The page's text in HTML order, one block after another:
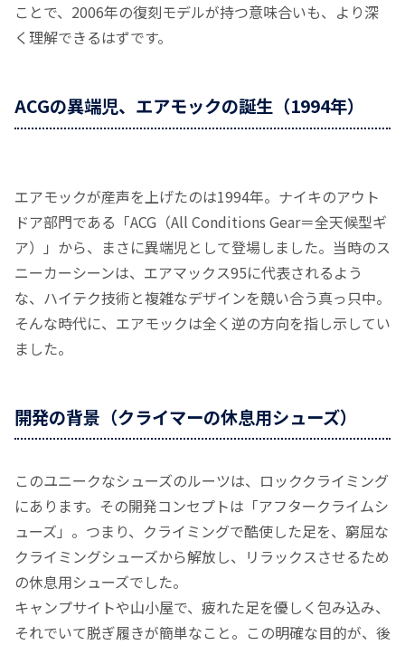
ことで、2006年の復刻モデルが持つ意味合いも、より深
く理解できるはずです。
ACGの異端児、エアモックの誕生（1994年）
エアモックが産声を上げたのは1994年。ナイキのアウト
ドア部門である「ACG（All Conditions Gear＝全天候型ギ
ア）」から、まさに異端児として登場しました。当時のス
ニーカーシーンは、エアマックス95に代表されるよう
な、ハイテク技術と複雑なデザインを競い合う真っ只中。
そんな時代に、エアモックは全く逆の方向を指し示してい
ました。
開発の背景（クライマーの休息用シューズ）
このユニークなシューズのルーツは、ロッククライミング
にあります。その開発コンセプトは「アフタークライムシ
ューズ」。つまり、クライミングで酷使した足を、窮屈な
クライミングシューズから解放し、リラックスさせるため
の休息用シューズでした。
キャンプサイトや山小屋で、疲れた足を優しく包み込み、
それでいて脱ぎ履きが簡単なこと。この明確な目的が、後